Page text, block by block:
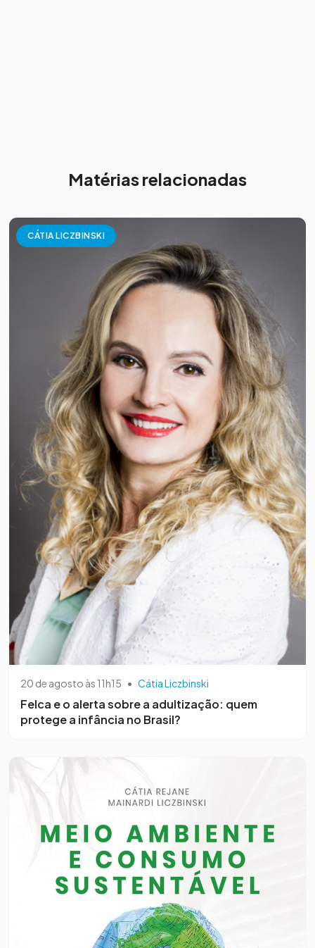
Matérias relacionadas
CÁTIA LICZBINSKI
20 de agosto às 11h15 • Cátia Liczbinski
​Felca e o alerta sobre a adultização: quem
protege a infância no Brasil?​